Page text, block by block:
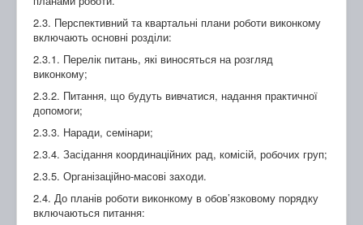
2.3. Перспективний та квартальні плани роботи виконкому
включають основні розділи:
2.3.1. Перелік питань, які виносяться на розгляд
виконкому;
2.3.2. Питання, що будуть вивчатися, надання практичної
допомоги;
2.3.3. Наради, семінари;
2.3.4. Засідання координаційних рад, комісій, робочих груп;
2.3.5. Організаційно-масові заходи.
2.4. До планів роботи виконкому в обов’язковому порядку
включаються питання: